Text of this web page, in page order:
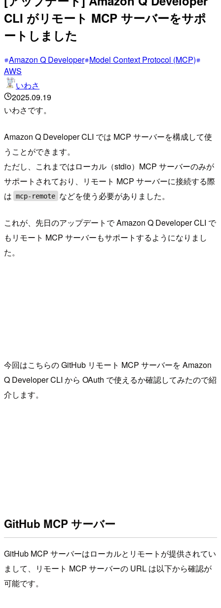
CLI がリモート MCP サーバーをサポ
ートしました
Amazon Q Developer Model Context Protocol (MCP)
AWS
いわさ
2025.09.19
いわさです。
Amazon Q Developer CLI では MCP サーバーを構成して使
うことができます。
ただし、これまではローカル（stdio）MCP サーバーのみが
サポートされており、リモート MCP サーバーに接続する際
は mcp-remote などを使う必要がありました。
これが、先日のアップデートで Amazon Q Developer CLI で
もリモート MCP サーバーもサポートするようになりまし
た。
今回はこちらの GitHub リモート MCP サーバーを Amazon
Q Developer CLI から OAuth で使えるか確認してみたので紹
介します。
GitHub MCP サーバー
GitHub MCP サーバーはローカルとリモートが提供されてい
まして、リモート MCP サーバーの URL は以下から確認が
可能です。